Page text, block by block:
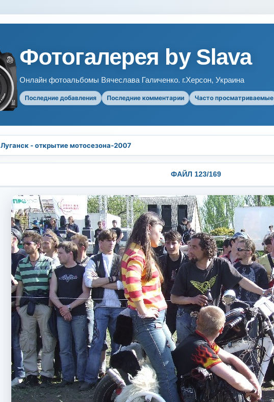
Фотогалерея by Slava
Онлайн фотоальбомы Вячеслава Галиченко. г.Херсон, Украина
Последние добавления Последние комментарии Часто просматриваемые
Луганск - открытие мотосезона-2007
ФАЙЛ 123/169